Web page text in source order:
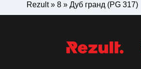
Rezult» 8 » Дуб гранд (PG 317)